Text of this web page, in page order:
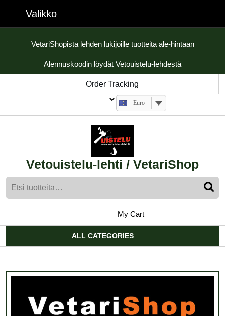
content
ValikkoValikko
VetariShopista lehden lukijoille tuotteita ale-hintaan
Alennuskoodin löydät Vetouistelu-lehdestä
Order Tracking
Euro
Vetouistelu-lehti / VetariShop
Account
My Cartshopping
cart
ALL CATEGORIES